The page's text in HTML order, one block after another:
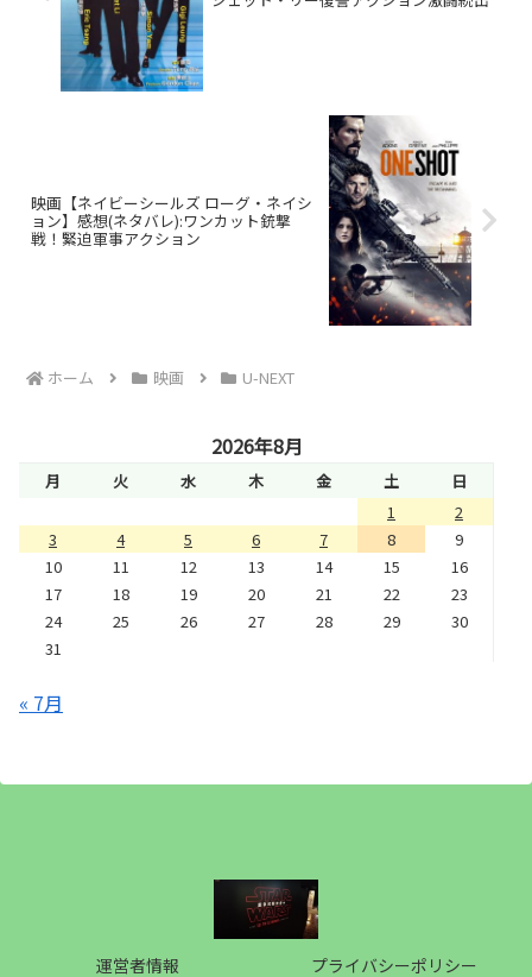
映画【ネイビーシールズ ローグ・ネイシ
ョン】感想(ネタバレ):ワンカット銃撃
戦！緊迫軍事アクション
ホーム 映画 U-NEXT
2026年8月
月 火 水 木 金 土
日
1
2
3
4 5 6 7 8
9
10
11 12 13 14 15
16
17
18 19 20 21 22
23
24
25 26 27 28 29
30
31
« 7月
運営者情報 プライバシーポリシー